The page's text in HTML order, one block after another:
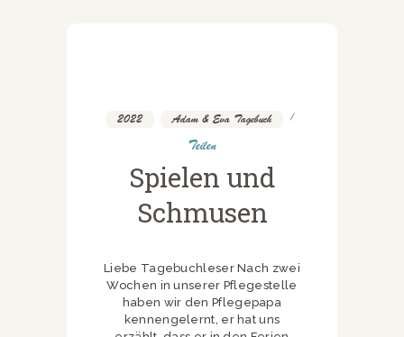
2022 Adam & Eva Tagebuch
Teilen
Spielen und
Schmusen
Liebe Tagebuchleser Nach zwei
Wochen in unserer Pflegestelle
haben wir den Pflegepapa
kennengelernt, er hat uns